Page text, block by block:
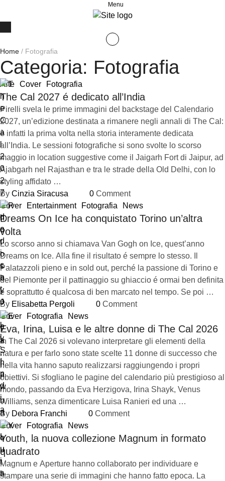
Menu
Home / Fotografia
Categoria: Fotografia
Arte Cover Fotografia
The Cal 2027 é dedicato all’India
Pirelli svela le prime immagini del backstage del Calendario
2027, un’edizione destinata a rimanere negli annali di The Cal:
è infatti la prima volta nella storia interamente dedicata
all’India. Le sessioni fotografiche si sono svolte lo scorso
maggio in location suggestive come il Jaigarh Fort di Jaipur, ad
Ajabgarh nel Rajasthan e tra le strade della Old Delhi, con lo
styling affidato …
By Cinzia Siracusa 0 Comment
Cover
Entertainment Fotografia News
Dreams On Ice ha conquistato Torino un’altra
volta
Lo scorso anno si chiamava Van Gogh on Ice, quest’anno
Dreams on Ice. Alla fine il risultato é sempre lo stesso. Il
Palatazzoli pieno e in sold out, perché la passione di Torino e
del Piemonte per il pattinaggio su ghiaccio é ormai ben definita
e soprattutto é qualcosa di ben marcato nel tempo. Se poi …
By Elisabetta Pergoli 0 Comment
Cover
Fotografia News
Eva, Irina, Luisa e le altre donne di The Cal 2026
In The Cal 2026 si volevano interpretare gli elementi della
natura e per farlo sono state scelte 11 donne di successo che
nella vita hanno saputo realizzarsi raggiungendo i propri
obiettivi. Si sfogliano le pagine del calendario più prestigioso al
mondo, passando da Eva Herzigova, Irina Shayk, Venus
Williams, senza dimenticare Luisa Ranieri ed una …
By Debora Franchi 0 Comment
Cover
Fotografia News
Youth, la nuova collezione Magnum in formato
quadrato
Magnum e Aperture hanno collaborato per individuare e
stampare una serie di immagini che hanno fatto epoca. La